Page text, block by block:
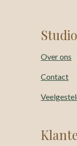
Over ons
Contact